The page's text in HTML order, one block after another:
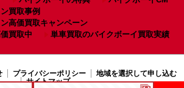
買取事例
高価買取キャンペーン
買取中
単車買取のバイクボーイ買取実績
プライバシーポリシー
地域を選択して申し込む
サイトマップ